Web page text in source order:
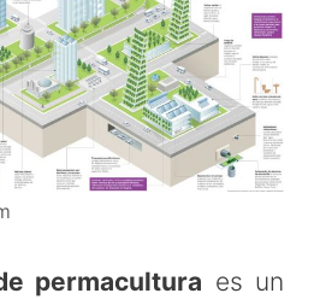
permacultura es un